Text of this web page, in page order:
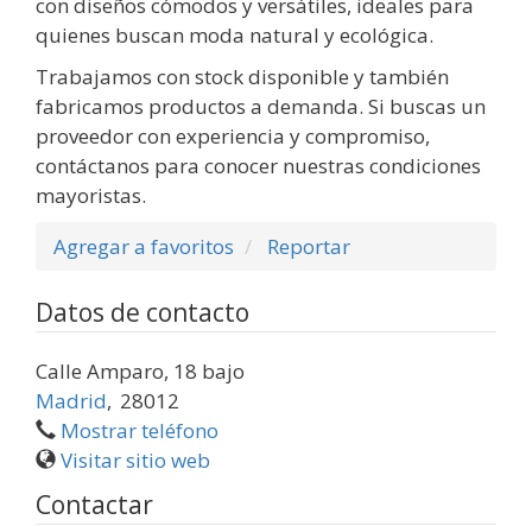
con diseños cómodos y versátiles, ideales para
quienes buscan moda natural y ecológica.
Trabajamos con stock disponible y también
fabricamos productos a demanda. Si buscas un
proveedor con experiencia y compromiso,
contáctanos para conocer nuestras condiciones
mayoristas.
Agregar a favoritos
Reportar
Datos de contacto
Calle Amparo, 18 bajo
Madrid, 28012
Mostrar teléfono
Visitar sitio web
Contactar